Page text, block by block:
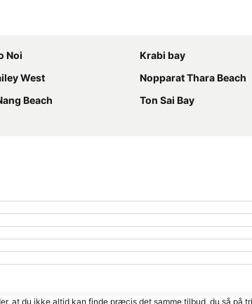
Noi
Krabi bay
West
Nopparat Thara Beach
Beach
Ton Sai Bay
at du ikke altid kan finde præcis det samme tilbud, du så på